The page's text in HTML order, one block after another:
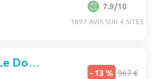
7.9/10
1897 AVIS SUR 4 SITES
Résidence Club mmv AUBERVILLE Le Domaine de la Corniche*
- 13 % 967 €